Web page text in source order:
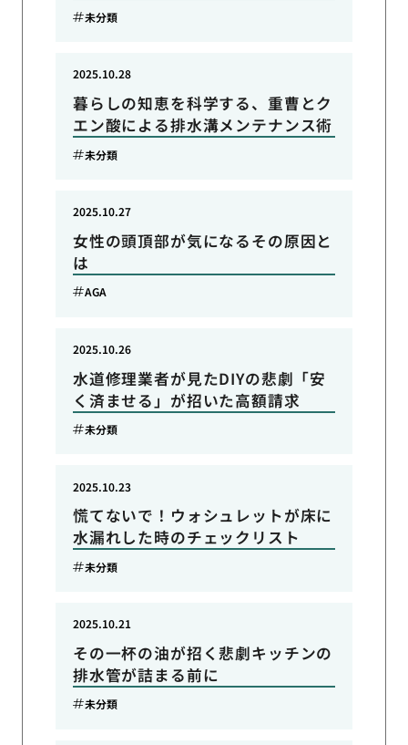
未分類
暮らしの知恵を科学する、重曹とク
エン酸による排水溝メンテナンス術
2025.10.28
未分類
女性の頭頂部が気になるその原因と
は
2025.10.27
AGA
水道修理業者が見たDIYの悲劇「安
く済ませる」が招いた高額請求
2025.10.26
未分類
慌てないで！ウォシュレットが床に
水漏れした時のチェックリスト
2025.10.23
未分類
その一杯の油が招く悲劇キッチンの
排水管が詰まる前に
2025.10.21
未分類